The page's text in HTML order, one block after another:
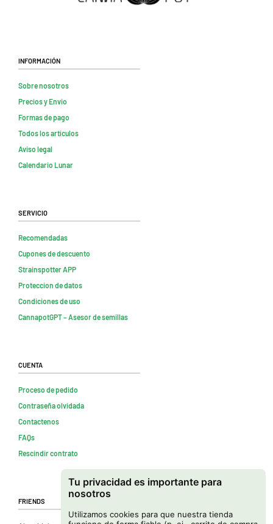
Tu privacidad es importante para
nosotros
Utilizamos cookies para que nuestra tienda
Información
Sobre nosotros
Precios y Envio
Formas de pago
Todos los artículos
Aviso legal
Calendario Lunar
Servicio
Recomendadas
Cupones de descuento
Strainspotter APP
Proteccion de datos
Condiciones de uso
CannapotGPT – Asesor de semillas
Cuenta
Proceso de pedido
Contraseña olvidada
Contactenos
FAQs
Rescindir contrato
Friends